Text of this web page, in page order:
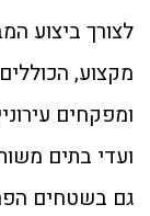
לצורך ביצוע
מקצוע,
ומפקחים
ועדי בתים
גם בשטחים